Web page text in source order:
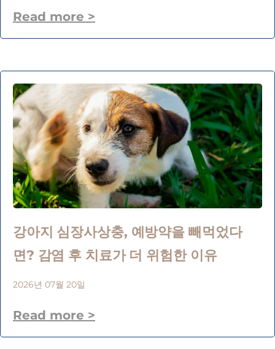
Read more >
강아지 심장사상충, 예방약을 빼먹었다
면? 감염 후 치료가 더 위험한 이유
2026년 07월 20일
Read more >